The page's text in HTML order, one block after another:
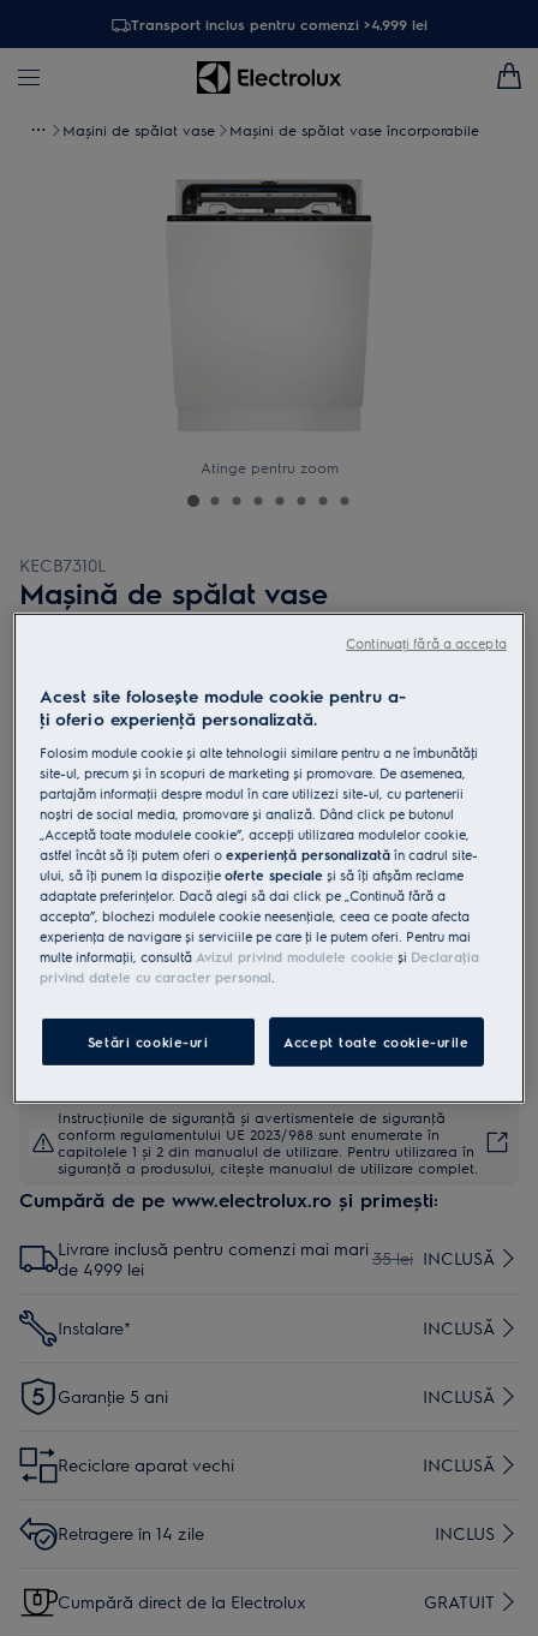
Transport inclus pentru comenzi >4.999 lei
Maşini de spălat vase Mașini de spălat vase încorporabile
Atinge pentru zoom
KECB7310L
Mașină de spălat vase
încorporabilă ComfortLift 60 cm 14
seturi Inverter BLDC clasă D
4.9 (480)
Fișa cu informaţii despre produs
Beneficii
Mașina de spălat vase 900 ComfortLift® ușurează încărcarea și
descărcarea.
Mecanismul ComfortLift® ridică coșul inferior al mașinii de spălat
vase până la înălţimea taliei.
QuickSelect te ghidează pentru a economisi apă și energie.
Instrucţiunile de siguranţă și avertismentele de siguranţă
conform regulamentului UE 2023/988 sunt enumerate în
capitolele 1 și 2 din manualul de utilizare. Pentru utilizarea în
siguranţă a produsului, citește manualul de utilizare complet.
Cumpără de pe www.electrolux.ro și primești:
Livrare inclusă pentru comenzi mai mari
de 4999 lei
35 lei INCLUSĂ
Instalare* INCLUSĂ
Garanţie 5 ani INCLUSĂ
Reciclare aparat vechi INCLUSĂ
Retragere în 14 zile INCLUS
Cumpără direct de la Electrolux GRATUIT
Acest site folosește module cookie pentru a-
ţi oferi o experienţă personalizată.
Folosim module cookie și alte tehnologii similare pentru a ne îmbunătăţi
site-ul, precum și în scopuri de marketing și promovare. De asemenea,
partajăm informaţii despre modul în care utilizezi site-ul, cu partenerii
noștri de social media, promovare și analiză. Dând click pe butonul
„Acceptă toate modulele cookie”, accepţi utilizarea modulelor cookie,
astfel încât să îţi putem oferi oexperienţă personalizată în cadrul site-
ului, să îţi punem la dispoziţieoferte speciale și să îţi afișăm reclame
adaptate preferinţelor. Dacă alegi să dai click pe „Continuă fără a
accepta”, blochezi modulele cookie neesenţiale, ceea ce poate afecta
experienţa de navigare și serviciile pe care ţi le putem oferi. Pentru mai
multe informaţii, consultă Avizul privind modulele cookie și Declaraţia
privind datele cu caracter personal.
Setări cookie-uri Accept toate cookie-urile
Continuați fără a accepta